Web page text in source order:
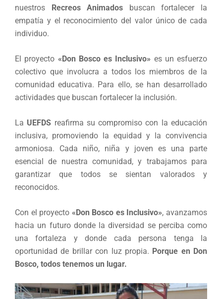
nuestros Recreos Animados buscan fortalecer la
empatía y el reconocimiento del valor único de cada
individuo.
El proyecto «Don Bosco es Inclusivo» es un esfuerzo
colectivo que involucra a todos los miembros de la
comunidad educativa. Para ello, se han desarrollado
actividades que buscan fortalecer la inclusión.
La UEFDS reafirma su compromiso con la educación
inclusiva, promoviendo la equidad y la convivencia
armoniosa. Cada niño, niña y joven es una parte
esencial de nuestra comunidad, y trabajamos para
garantizar que todos se sientan valorados y
reconocidos.
Con el proyecto «Don Bosco es Inclusivo», avanzamos
hacia un futuro donde la diversidad se perciba como
una fortaleza y donde cada persona tenga la
oportunidad de brillar con luz propia. Porque en Don
Bosco, todos tenemos un lugar.